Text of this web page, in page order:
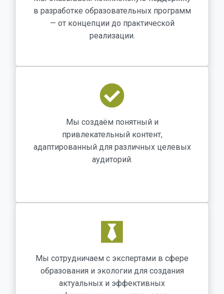
в разработке образовательных программ
— от концепции до практической
реализации.
Мы создаём понятный и
привлекательный контент,
адаптированный для различных целевых
аудиторий.
Мы сотрудничаем с экспертами в сфере
образования и экологии для создания
актуальных и эффективных